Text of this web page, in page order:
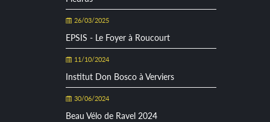
26/03/2025
EPSIS - Le Foyer à Roucourt
11/10/2024
Institut Don Bosco à Verviers
30/06/2024
Beau Vélo de Ravel 2024